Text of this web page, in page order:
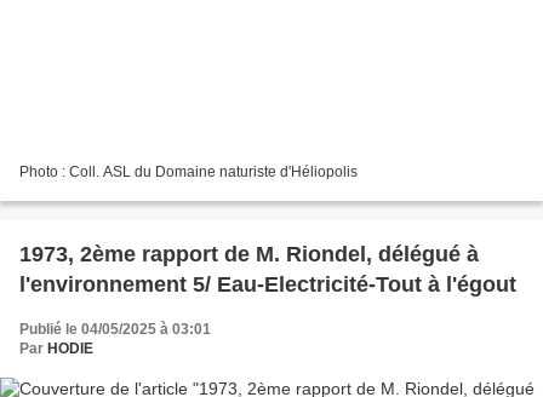
Photo : Coll. ASL du Domaine naturiste d'Héliopolis
1973, 2ème rapport de M. Riondel, délégué à
l'environnement 5/ Eau-Electricité-Tout à l'égout
Publié le 04/05/2025 à 03:01
Par HODIE